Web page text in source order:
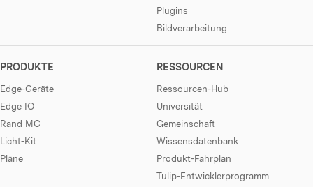
Plugins
Bildverarbeitung
PRODUKTE
Edge-Geräte
Edge IO
Rand MC
Licht-Kit
Pläne
RESSOURCEN
Ressourcen-Hub
Universität
Gemeinschaft
Wissensdatenbank
Produkt-Fahrplan
Tulip-Entwicklerprogramm